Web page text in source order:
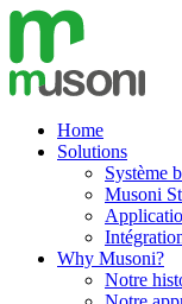
Aller
au
contenu
Home
Solutions
Système
Musoni
Why Musoni?
Notre